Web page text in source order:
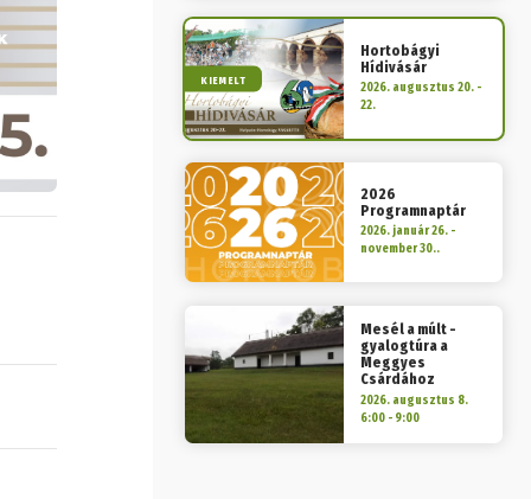
KIEMELT
Hortobágyi
Hídivásár
2026. augusztus 20. -
22.
2026
Programnaptár
2026. január 26. -
november 30..
Mesél a múlt -
gyalogtúra a
Meggyes
Csárdához
2026. augusztus 8.
6:00 - 9:00